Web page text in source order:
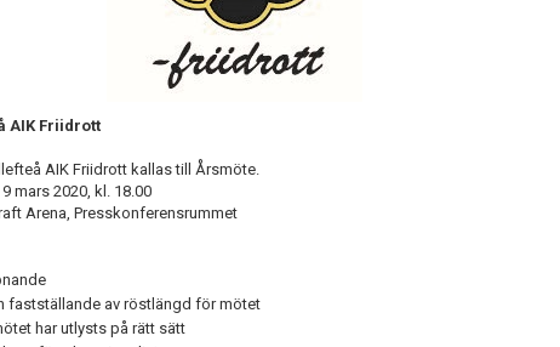
AIK Friidrott
AIK Friidrott kallas till Årsmöte.
mars 2020, kl. 18.00
Arena, Presskonferensrummet
av röstlängd för mötet
har utlysts på rätt sätt